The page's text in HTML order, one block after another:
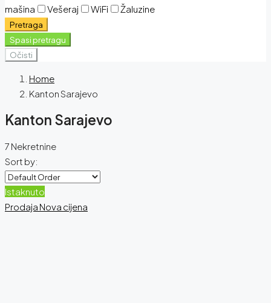
mašina
Vešeraj WiFi Žaluzine
Pretraga
Spasi pretragu
Očisti
Home
Kanton Sarajevo
Kanton Sarajevo
7 Nekretnine
Sort by:
Istaknuto
Prodaja Nova cijena